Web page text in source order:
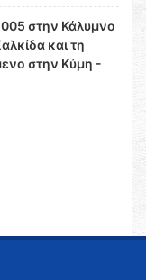
στην Κάλυμνο
και τη
στην Κύμη -